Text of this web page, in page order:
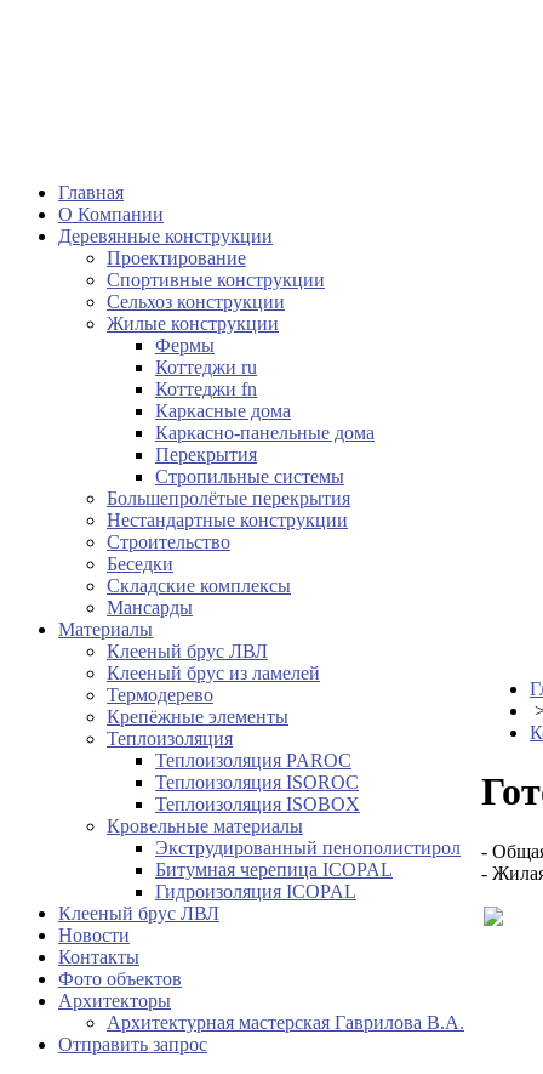
Главная
О Компании
Деревянные конструкции
Проектирование
Спортивные конструкции
Сельхоз конструкции
Жилые конструкции
Фермы
Коттеджи ru
Коттеджи fn
Каркасные дома
Каркасно-панельные дома
Перекрытия
Стропильные системы
Большепролётые перекрытия
Нестандартные конструкции
Строительство
Беседки
Складские комплексы
Мансарды
Материалы
Клееный брус ЛВЛ
Клееный брус из ламелей
Термодерево
Крепёжные элементы
Теплоизоляция
Теплоизоляция PAROC
Теплоизоляция ISOROC
Теплоизоляция ISOBOX
Кровельные материалы
Экструдированный пенополистирол
Битумная черепица ICOPAL
Гидроизоляция ICOPAL
Клееный брус ЛВЛ
Новости
Контакты
Фото объектов
Архитекторы
Архитектурная мастерская Гаврилова В.А.
Отправить запрос
-
-